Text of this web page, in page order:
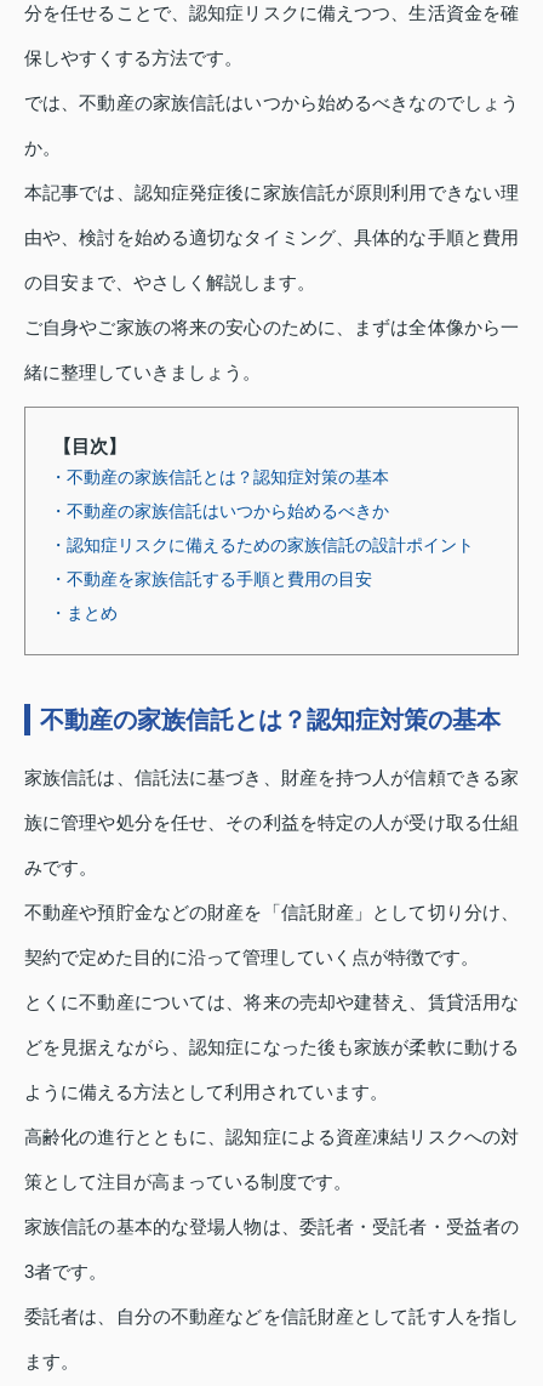
分を任せることで、認知症リスクに備えつつ、生活資金を確
保しやすくする方法です。
では、不動産の家族信託はいつから始めるべきなのでしょう
か。
本記事では、認知症発症後に家族信託が原則利用できない理
由や、検討を始める適切なタイミング、具体的な手順と費用
の目安まで、やさしく解説します。
ご自身やご家族の将来の安心のために、まずは全体像から一
緒に整理していきましょう。
【目次】
・不動産の家族信託とは？認知症対策の基本
・不動産の家族信託はいつから始めるべきか
・認知症リスクに備えるための家族信託の設計ポイント
・不動産を家族信託する手順と費用の目安
・まとめ
不動産の家族信託とは？認知症対策の基本
家族信託は、信託法に基づき、財産を持つ人が信頼できる家
族に管理や処分を任せ、その利益を特定の人が受け取る仕組
みです。
不動産や預貯金などの財産を「信託財産」として切り分け、
契約で定めた目的に沿って管理していく点が特徴です。
とくに不動産については、将来の売却や建替え、賃貸活用な
どを見据えながら、認知症になった後も家族が柔軟に動ける
ように備える方法として利用されています。
高齢化の進行とともに、認知症による資産凍結リスクへの対
策として注目が高まっている制度です。
家族信託の基本的な登場人物は、委託者・受託者・受益者の
3者です。
委託者は、自分の不動産などを信託財産として託す人を指し
ます。